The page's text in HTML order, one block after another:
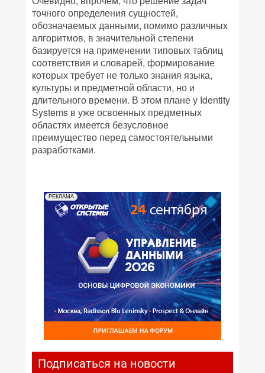
точного определения сущностей,
обозначаемых данными, помимо различных
алгоритмов, в значительной степени
базируется на применении типовых таблиц
соответствия и словарей, формирование
которых требует не только знания языка,
культуры и предметной области, но и
длительного времени. В этом плане у Identity
Systems в уже освоенных предметных
областях имеется безусловное
преимущество перед самостоятельными
разработками.
РЕКЛАМА
Подписаться на новости